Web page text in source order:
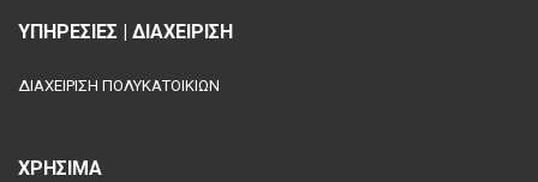
ΥΠΗΡΕΣΙΕΣ | ΔΙΑΧΕΙΡΙΣΗ
ΔΙΑΧΕΙΡΙΣΗ ΠΟΛΥΚΑΤΟΙΚΙΩΝ
ΧΡΗΣΙΜΑ